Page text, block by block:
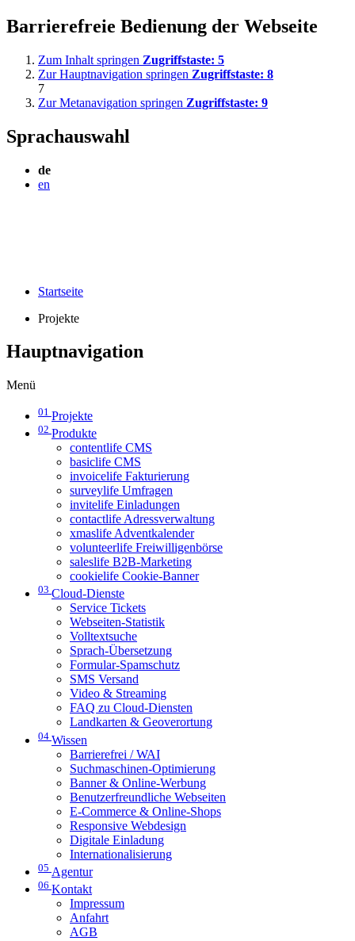
Barrierefreie Bedienung der Webseite
Zum Inhalt springen Zugriffstaste: 5
Zur Hauptnavigation springen Zugriffstaste: 8
7
Zur Metanavigation springen Zugriffstaste: 9
Sprachauswahl
de
en
Startseite
Projekte
Hauptnavigation
Menü
01 Projekte
02 Produkte
contentlife CMS
basiclife CMS
invoicelife Fakturierung
surveylife Umfragen
invitelife Einladungen
contactlife Adressverwaltung
xmaslife Adventkalender
volunteerlife Freiwilligenbörse
saleslife B2B-Marketing
cookielife Cookie-Banner
03 Cloud-Dienste
Service Tickets
Webseiten-Statistik
Volltextsuche
Sprach-Übersetzung
Formular-Spamschutz
SMS Versand
Video & Streaming
FAQ zu Cloud-Diensten
Landkarten & Geoverortung
04 Wissen
Barrierefrei / WAI
Suchmaschinen-Optimierung
Banner & Online-Werbung
Benutzerfreundliche Webseiten
E-Commerce & Online-Shops
Responsive Webdesign
Digitale Einladung
Internationalisierung
05 Agentur
06 Kontakt
Impressum
Anfahrt
AGB